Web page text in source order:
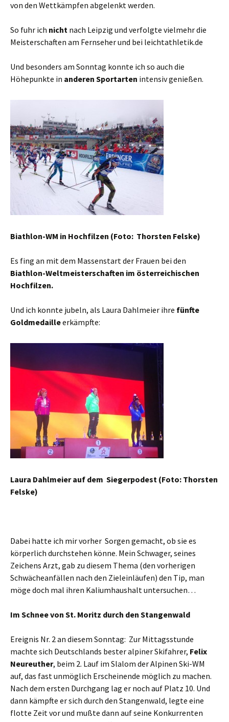
von den Wettkämpfen abgelenkt werden.
So fuhr ich nicht nach Leipzig und verfolgte vielmehr die
Meisterschaften am Fernseher und bei leichtathletik.de
Und besonders am Sonntag konnte ich so auch die
Höhepunkte in anderen Sportarten intensiv genießen.
Biathlon-WM in Hochfilzen (Foto: Thorsten Felske)
Es fing an mit dem Massenstart der Frauen bei den
Biathlon-Weltmeisterschaften im österreichischen
Hochfilzen.
Und ich konnte jubeln, als Laura Dahlmeier ihre fünfte
Goldmedailleerkämpfte:
Laura Dahlmeier auf dem Siegerpodest (Foto: Thorsten
Felske)
Dabei hatte ich mir vorher Sorgen gemacht, ob sie es
körperlich durchstehen könne. Mein Schwager, seines
Zeichens Arzt, gab zu diesem Thema (den vorherigen
Schwächeanfällen nach den Zieleinläufen) den Tip, man
möge doch mal ihren Kaliumhaushalt untersuchen…
Im Schnee von St. Moritz durch den Stangenwald
Ereignis Nr. 2 an diesem Sonntag: Zur Mittagsstunde
machte sich Deutschlands bester alpiner Skifahrer, Felix
Neureuther, beim 2. Lauf im Slalom der Alpinen Ski-WM
auf, das fast unmöglich Erscheinende möglich zu machen.
Nach dem ersten Durchgang lag er noch auf Platz 10. Und
dann kämpfte er sich durch den Stangenwald, legte eine
flotte Zeit vor und mußte dann auf seine Konkurrenten